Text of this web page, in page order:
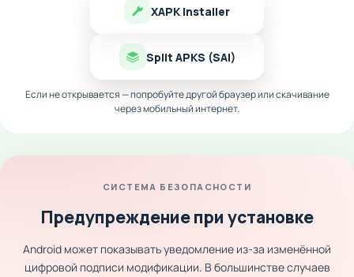
XAPK Installer
Split APKS (SAI)
Если не открывается — попробуйте другой браузер или скачивание
через мобильный интернет.
СИСТЕМА БЕЗОПАСНОСТИ
Предупреждение при установке
Android может показывать уведомление из-за изменённой
цифровой подписи модификации. В большинстве случаев